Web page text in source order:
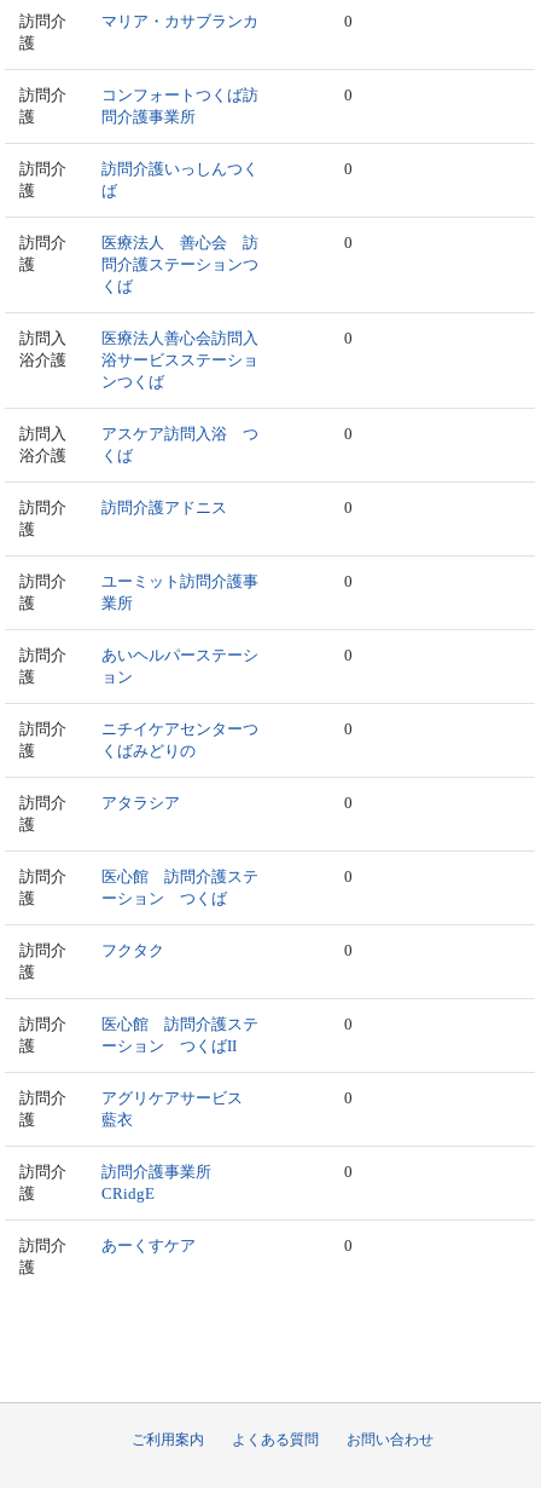
訪問介
護
マリア・カサブランカ 0
訪問介
護
コンフォートつくば訪
問介護事業所
0
訪問介
護
訪問介護いっしんつく
ば
0
訪問介
護
医療法人 善心会 訪
問介護ステーションつ
くば
0
訪問入
浴介護
医療法人善心会訪問入
浴サービスステーショ
ンつくば
0
訪問入
浴介護
アスケア訪問入浴 つ
くば
0
訪問介
護
訪問介護アドニス 0
訪問介
護
ユーミット訪問介護事
業所
0
訪問介
護
あいヘルパーステーシ
ョン
0
訪問介
護
ニチイケアセンターつ
くばみどりの
0
訪問介
護
アタラシア 0
訪問介
護
医心館 訪問介護ステ
ーション つくば
0
訪問介
護
フクタク 0
訪問介
護
医心館 訪問介護ステ
ーション つくばII
0
訪問介
護
アグリケアサービス
藍衣
0
訪問介
護
訪問介護事業所
CRidgE
0
訪問介
護
あーくすケア 0
ご利用案内 よくある質問 お問い合わせ